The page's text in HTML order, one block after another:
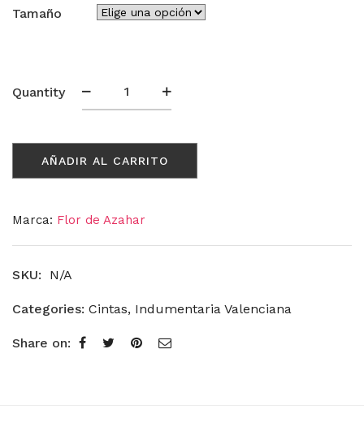
Tamaño
Quantity
Cinta/Galón
5040
AÑADIR AL CARRITO
Marca: Flor de Azahar
SKU: N/A
Categories: Cintas, Indumentaria Valenciana
Share on: